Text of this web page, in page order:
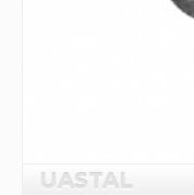
UASTAL